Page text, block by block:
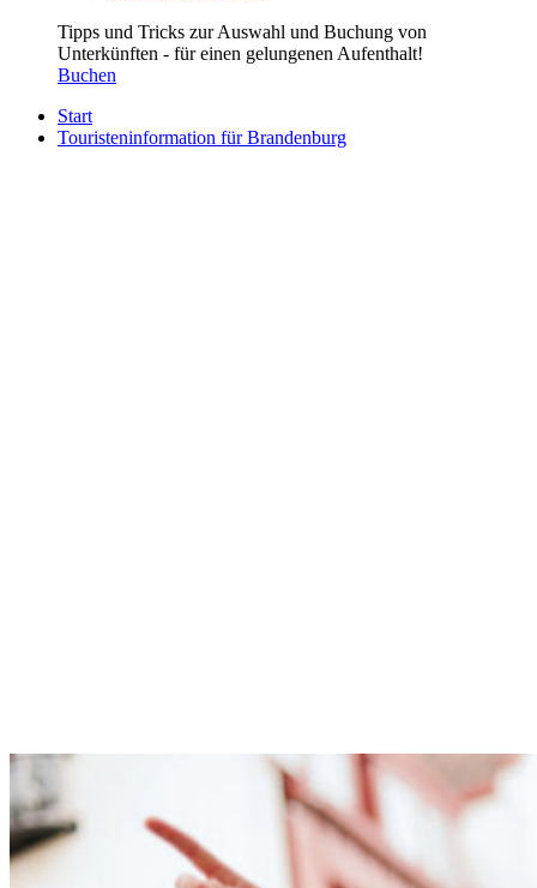
Tipps und Tricks zur Auswahl und Buchung von
Unterkünften - für einen gelungenen Aufenthalt!
Buchen
Start
Touristeninformation für Brandenburg